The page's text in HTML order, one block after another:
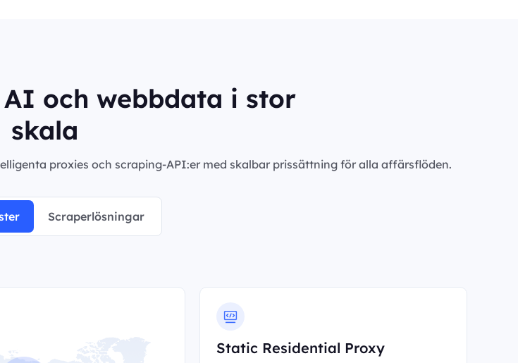
och webbdata i stor
skala
proxies och scraping-API:er med skalbar prissättning för alla affärsflöden.
Scraperlösningar
Static Residential Proxy